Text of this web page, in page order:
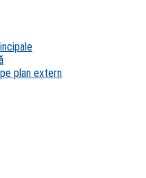
plan extern